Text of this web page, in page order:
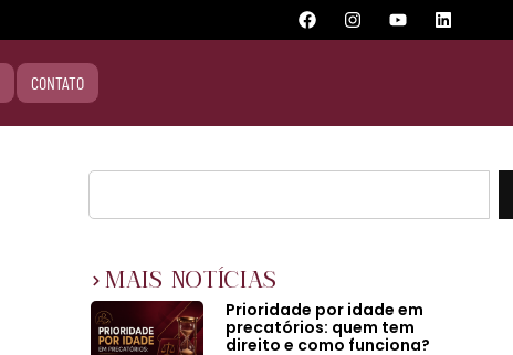
CONTATO
MAIS NOTÍCIAS
Prioridade por idade em
precatórios: quem tem
direito e como funciona?